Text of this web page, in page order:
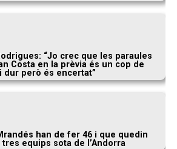
“Jo crec que les paraules
Costa en la prèvia és un cop de
dur però és encertat”
han de fer 46 i que quedin
equips sota de l’Andorra